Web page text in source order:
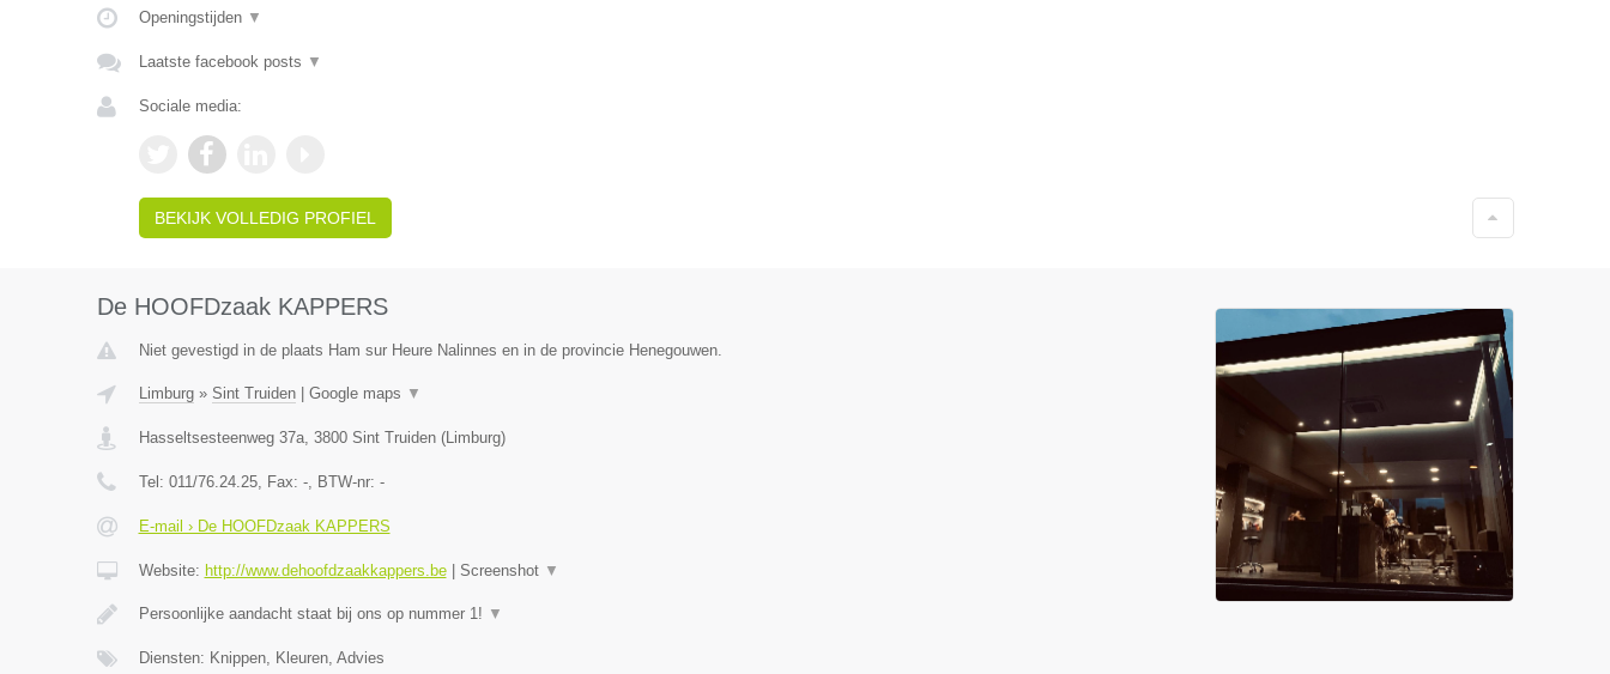
Openingstijden ▼
Laatste facebook posts ▼
Sociale media:
BEKIJK VOLLEDIG PROFIEL
De HOOFDzaak KAPPERS
Niet gevestigd in de plaats Ham sur Heure Nalinnes en in de provincie Henegouwen.
Limburg» Sint Truiden| Google maps ▼
Hasseltsesteenweg 37a, 3800 Sint Truiden(Limburg)
Tel: 011/76.24.25, Fax: -, BTW-nr: -
E-mail › De HOOFDzaak KAPPERS
Website: http://www.dehoofdzaakkappers.be| Screenshot ▼
Persoonlijke aandacht staat bij ons op nummer 1! ▼
Diensten: Knippen, Kleuren, Advies